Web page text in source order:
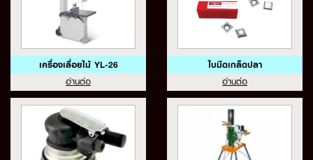
เครื่องเลื่อยไม้ YL-26
อ่านต่อ
ใบมีดเกล็ดปลา
อ่านต่อ